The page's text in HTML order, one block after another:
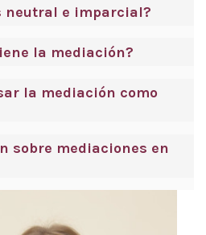
neutral e imparcial?
la mediación?
la mediación como
sobre mediaciones en